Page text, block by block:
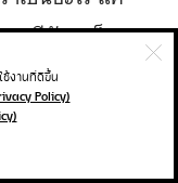
างทีสังคมก็
ถูกเลือก
บเรื่องอะไรอีก
ช้งานที่ดีขึ้น
Policy)